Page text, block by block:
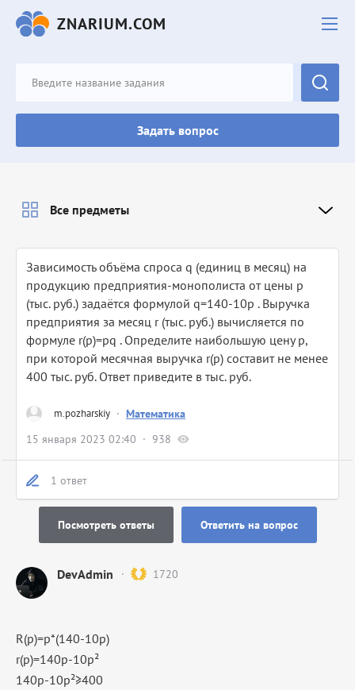
ZNARIUM.COM
Задать вопрос
m.pozharskiy · Математика
15 января 2023 02:40
938
Зависимость объёма спроса q (единиц в месяц) на
продукцию предприятия-монополиста от цены p
(тыс. руб.) задаётся формулой q=140-10p . Выручка
предприятия за месяц r (тыс. руб.) вычисляется по
формуле r(p)=pq . Определите наибольшую цену p,
при которой месячная выручка r(p) составит не менее
400 тыс. руб. Ответ приведите в тыс. руб.
1 ответ
Посмотреть ответы Ответить на вопрос
DevAdmin 1720
R(p)=p*(140-10p)
r(p)=140p-10p²
140p-10p²≥400
Все предметы